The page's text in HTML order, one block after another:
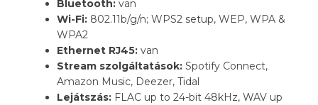
Bluetooth: van
Wi-Fi: 802.11b/g/n; WPS2 setup, WEP, WPA &
WPA2
Ethernet RJ45: van
Stream szolgáltatások: Spotify Connect,
Amazon Music, Deezer, Tidal
Lejátszás: FLAC up to 24-bit 48kHz, WAV up